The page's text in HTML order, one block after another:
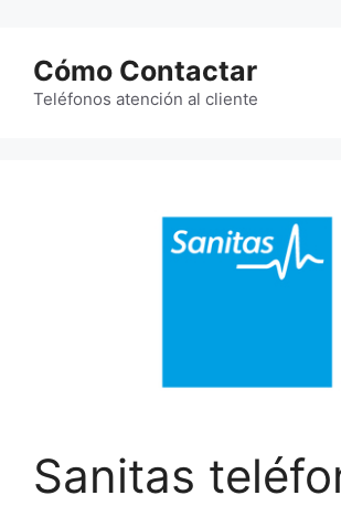
contenido
Cómo Contactar
Teléfonos atención al cliente
Sanitas